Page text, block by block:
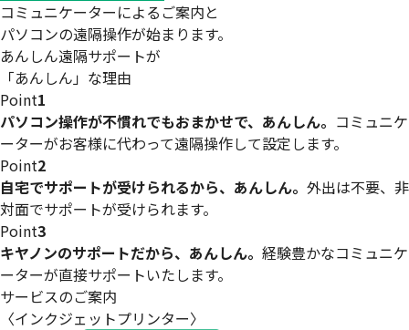
コミュニケーターによるご案内と
パソコンの遠隔操作が始まります。
あんしん遠隔サポートが
「あんしん」な理由
Point1
パソコン操作が不慣れでもおまかせで、あんしん。 コミュニケ
ーターがお客様に代わって遠隔操作して設定します。
Point2
自宅でサポートが受けられるから、あんしん。 外出は不要、非
対面でサポートが受けられます。
Point3
キヤノンのサポートだから、あんしん。 経験豊かなコミュニケ
ーターが直接サポートいたします。
サービスのご案内
〈インクジェットプリンター〉